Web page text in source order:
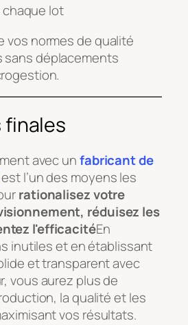
lot
vos normes de qualité
déplacements
finales
avec unfabricant de
l’un des moyens les
rationalisez votre
réduisez les
l'efficacitéEn
inutiles et en établissant
et transparent avec
vous aurez plus de
la qualité et les
vos résultats.